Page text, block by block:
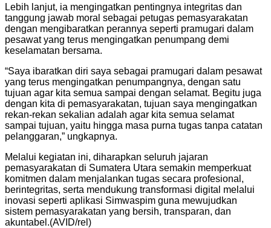
Lebih lanjut, ia mengingatkan pentingnya integritas dan
tanggung jawab moral sebagai petugas pemasyarakatan
dengan mengibaratkan perannya seperti pramugari dalam
pesawat yang terus mengingatkan penumpang demi
keselamatan bersama.
“Saya ibaratkan diri saya sebagai pramugari dalam pesawat
yang terus mengingatkan penumpangnya, dengan satu
tujuan agar kita semua sampai dengan selamat. Begitu juga
dengan kita di pemasyarakatan, tujuan saya mengingatkan
rekan-rekan sekalian adalah agar kita semua selamat
sampai tujuan, yaitu hingga masa purna tugas tanpa catatan
pelanggaran,” ungkapnya.
Melalui kegiatan ini, diharapkan seluruh jajaran
pemasyarakatan di Sumatera Utara semakin memperkuat
komitmen dalam menjalankan tugas secara profesional,
berintegritas, serta mendukung transformasi digital melalui
inovasi seperti aplikasi Simwaspim guna mewujudkan
sistem pemasyarakatan yang bersih, transparan, dan
akuntabel.(AVID/rel)